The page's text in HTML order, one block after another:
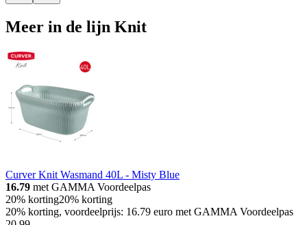
Meer in de lijn Knit
Curver Knit Wasmand 40L - Misty Blue
16.79 met GAMMA Voordeelpas
20% korting20% korting
20% korting, voordeelprijs: 16.79 euro met GAMMA Voordeelpas